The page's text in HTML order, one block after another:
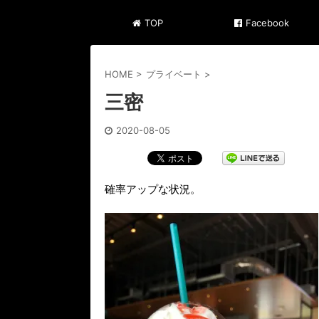
TOP Facebook
HOME > プライベート >
三密
2020-08-05
確率アップな状況。